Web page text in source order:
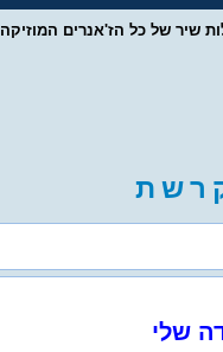
שיר של כל הז'אנרים המוזיקה
רש ת
שלי